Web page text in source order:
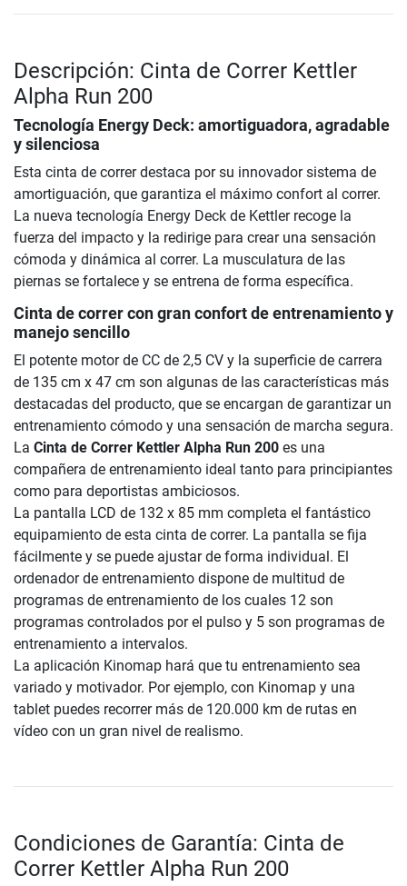
Descripción: Cinta de Correr Kettler
Alpha Run 200
Tecnología Energy Deck: amortiguadora, agradable
y silenciosa
Esta cinta de correr destaca por su innovador sistema de
amortiguación, que garantiza el máximo confort al correr.
La nueva tecnología Energy Deck de Kettler recoge la
fuerza del impacto y la redirige para crear una sensación
cómoda y dinámica al correr. La musculatura de las
piernas se fortalece y se entrena de forma específica.
Cinta de correr con gran confort de entrenamiento y
manejo sencillo
El potente motor de CC de 2,5 CV y la superficie de carrera
de 135 cm x 47 cm son algunas de las características más
destacadas del producto, que se encargan de garantizar un
entrenamiento cómodo y una sensación de marcha segura.
La Cinta de Correr Kettler Alpha Run 200 es una
compañera de entrenamiento ideal tanto para principiantes
como para deportistas ambiciosos.
La pantalla LCD de 132 x 85 mm completa el fantástico
equipamiento de esta cinta de correr. La pantalla se fija
fácilmente y se puede ajustar de forma individual. El
ordenador de entrenamiento dispone de multitud de
programas de entrenamiento de los cuales 12 son
programas controlados por el pulso y 5 son programas de
entrenamiento a intervalos.
La aplicación Kinomap hará que tu entrenamiento sea
variado y motivador. Por ejemplo, con Kinomap y una
tablet puedes recorrer más de 120.000 km de rutas en
vídeo con un gran nivel de realismo.
Condiciones de Garantía: Cinta de
Correr Kettler Alpha Run 200